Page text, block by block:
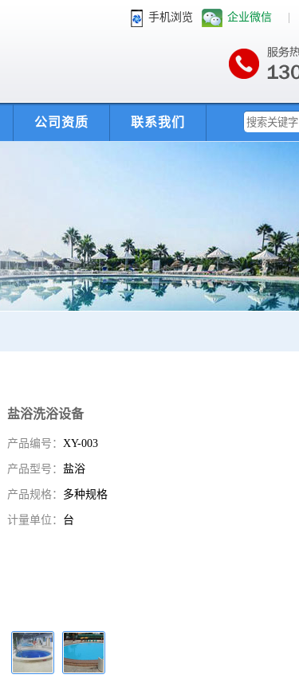
手机浏览 企业微信
公司资质 联系我们
盐浴洗浴设备
产品编号： XY-003
产品型号： 盐浴
产品规格： 多种规格
计量单位： 台